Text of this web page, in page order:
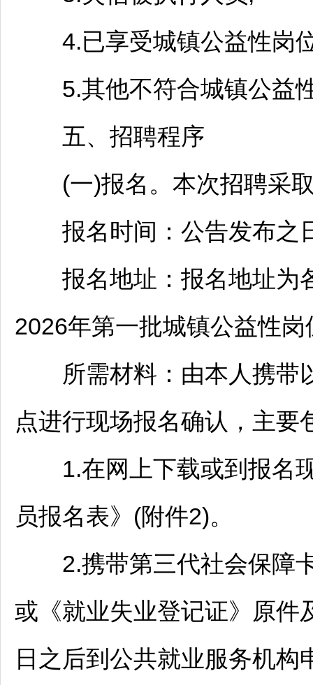
4.已享受城镇公益性岗
5.其他不符合城镇公益
五、 招聘程序
(一)报名。本次招聘采
报名时间：公告发布之
报名地址：报名地址为
2026年第一批城镇公益性岗
所需材料：由本人携带
点进行现场报名确认，主要
1.在网上下载或到报名现
员报名表》(附件2)。
2.携带第三代社会保障卡
或《就业失业登记证》原件
日之后到公共就业服务机